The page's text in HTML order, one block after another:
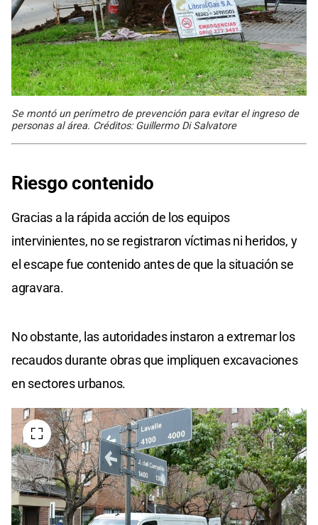
Se montó un perímetro de prevención para evitar el ingreso de
personas al área. Créditos: Guillermo Di Salvatore
Riesgo contenido
Gracias a la rápida acción de los equipos
intervinientes, no se registraron víctimas ni heridos, y
el escape fue contenido antes de que la situación se
agravara.
No obstante, las autoridades instaron a extremar los
recaudos durante obras que impliquen excavaciones
en sectores urbanos.